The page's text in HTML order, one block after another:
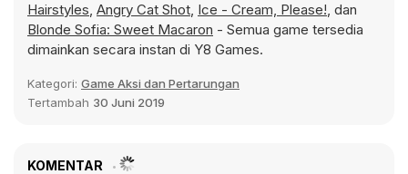
Hairstyles, Angry Cat Shot, Ice - Cream, Please!, dan
Blonde Sofia: Sweet Macaron - Semua game tersedia
dimainkan secara instan di Y8 Games.
Kategori: Game Aksi dan Pertarungan
Tertambah 30 Juni 2019
KOMENTAR